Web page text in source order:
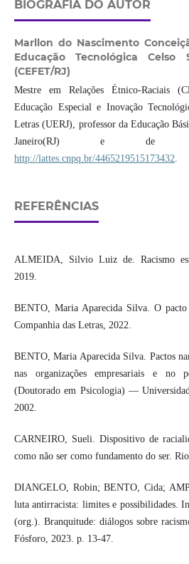
BIOGRAFIA DO AUTOR
Marllon do Nascimento
Educação Tecnológica Celso
(CEFET/RJ)
Mestre em Relações Étnico-Raciais
Educação Especial e Inovação
Letras (UERJ), professor da Educação
Janeiro(RJ) e de
http://lattes.cnpq.br/4465219515173432.
REFERÊNCIAS
ALMEIDA, Silvio Luiz de. Racismo
2019.
BENTO, Maria Aparecida Silva. O
Companhia das Letras, 2022.
BENTO, Maria Aparecida Silva. Pactos
nas organizações empresariais e no
(Doutorado em Psicologia) —
2002.
CARNEIRO, Sueli. Dispositivo de
como não ser como fundamento do ser.
DIANGELO, Robin; BENTO, Cida;
luta antirracista: limites e possibilidades.
(org.). Branquitude: diálogos sobre
Fósforo, 2023. p. 13-47.